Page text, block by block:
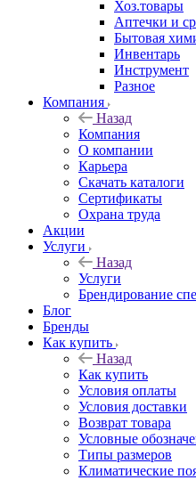
Хоз.товары
Аптечки и
Бытовая
Инвентарь
Инструмент
Разное
Компания
Назад
Компания
О компании
Карьера
Cкачать каталоги
Сертификаты
Охрана труда
Акции
Услуги
Назад
Услуги
Брендирование
Блог
Бренды
Как купить
Назад
Как купить
Условия оплаты
Условия доставки
Возврат товара
Условные
Типы размеров
Климатические